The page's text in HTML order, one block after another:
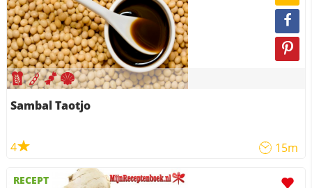
Sambal Taotjo
4 15m
RECEPT